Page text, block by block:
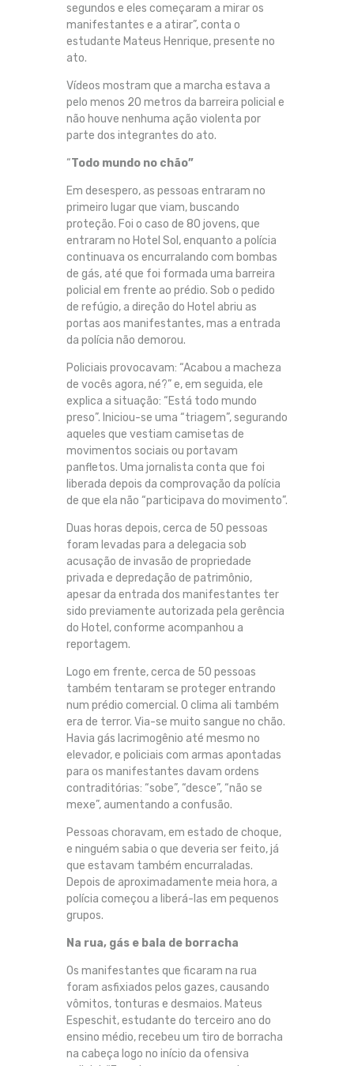
segundos e eles começaram a mirar os
manifestantes e a atirar”, conta o
estudante Mateus Henrique, presente no
ato.
Vídeos mostram que a marcha estava a
pelo menos 20 metros da barreira policial e
não houve nenhuma ação violenta por
parte dos integrantes do ato.
“Todo mundo no chão”
Em desespero, as pessoas entraram no
primeiro lugar que viam, buscando
proteção. Foi o caso de 80 jovens, que
entraram no Hotel Sol, enquanto a polícia
continuava os encurralando com bombas
de gás, até que foi formada uma barreira
policial em frente ao prédio. Sob o pedido
de refúgio, a direção do Hotel abriu as
portas aos manifestantes, mas a entrada
da polícia não demorou.
Policiais provocavam: “Acabou a macheza
de vocês agora, né?” e, em seguida, ele
explica a situação: “Está todo mundo
preso”. Iniciou-se uma “triagem”, segurando
aqueles que vestiam camisetas de
movimentos sociais ou portavam
panfletos. Uma jornalista conta que foi
liberada depois da comprovação da polícia
de que ela não “participava do movimento”.
Duas horas depois, cerca de 50 pessoas
foram levadas para a delegacia sob
acusação de invasão de propriedade
privada e depredação de patrimônio,
apesar da entrada dos manifestantes ter
sido previamente autorizada pela gerência
do Hotel, conforme acompanhou a
reportagem.
Logo em frente, cerca de 50 pessoas
também tentaram se proteger entrando
num prédio comercial. O clima ali também
era de terror. Via-se muito sangue no chão.
Havia gás lacrimogênio até mesmo no
elevador, e policiais com armas apontadas
para os manifestantes davam ordens
contraditórias: “sobe”, “desce”, “não se
mexe”, aumentando a confusão.
Pessoas choravam, em estado de choque,
e ninguém sabia o que deveria ser feito, já
que estavam também encurraladas.
Depois de aproximadamente meia hora, a
polícia começou a liberá-las em pequenos
grupos.
Na rua, gás e bala de borracha
Os manifestantes que ficaram na rua
foram asfixiados pelos gazes, causando
vômitos, tonturas e desmaios. Mateus
Espeschit, estudante do terceiro ano do
ensino médio, recebeu um tiro de borracha
na cabeça logo no início da ofensiva